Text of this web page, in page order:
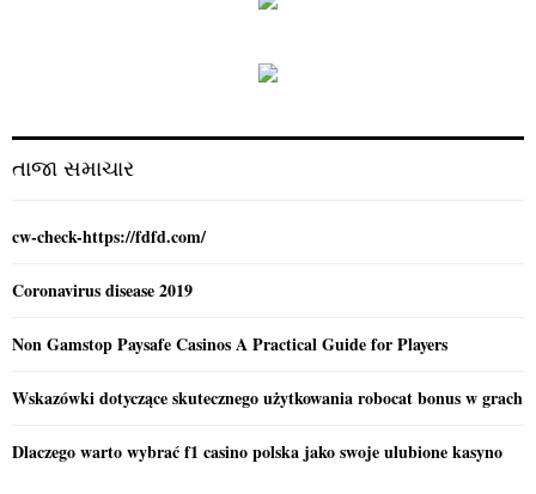
:
તાજા સમાચાર
cw-check-https://fdfd.com/
Coronavirus disease 2019
Non Gamstop Paysafe Casinos A Practical Guide for Players
Wskazówki dotyczące skutecznego użytkowania robocat bonus w grach
Dlaczego warto wybrać f1 casino polska jako swoje ulubione kasyno